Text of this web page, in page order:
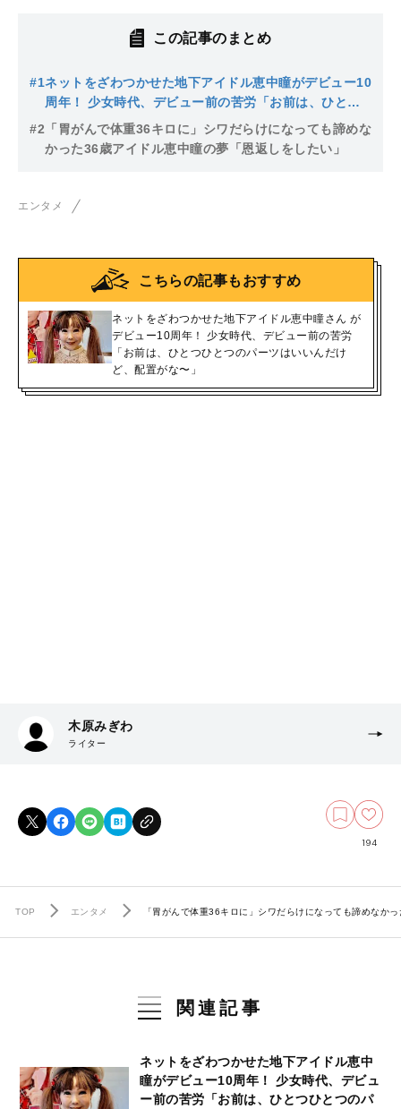
この記事のまとめ
#1ネットをざわつかせた地下アイドル恵中瞳がデビュー10
周年！ 少女時代、デビュー前の苦労「お前は、ひとつ
ひとつのパーツはいいんだけど、配置がな〜」
#2 「胃がんで体重36キロに」シワだらけになっても諦めな
かった36歳アイドル恵中瞳の夢「恩返しをしたい」
エンタメ
こちらの記事もおすすめ
ネットをざわつかせた地下アイドル恵中瞳さん が
デビュー10周年！ 少女時代、デビュー前の苦労
「お前は、ひとつひとつのパーツはいいんだけ
ど、配置がな〜」
木原みぎわ
ライター
194
TOP エンタメ 「胃がんで体重36キロに」シワだらけになっても諦めなか
関連記事
ネットをざわつかせた地下アイドル恵中
瞳がデビュー10周年！ 少女時代、デビュ
ー前の苦労「お前は、ひとつひとつのパ